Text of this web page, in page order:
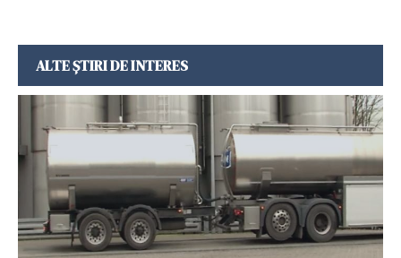
ALTE ȘTIRI DE INTERES